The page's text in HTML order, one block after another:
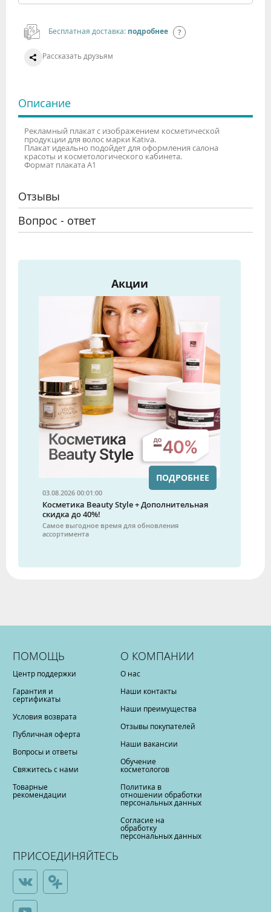
Бесплатная доставка: подробнее
Рассказать друзьям
Описание
Рекламный плакат с изображением косметической
продукции для волос марки Kativa.
Плакат идеально подойдет для оформления салона
красоты и косметологического кабинета.
Формат плаката А1
Отзывы
Вопрос - ответ
Акции
03.08.2026 00:01:00
Косметика Beauty Style + Дополнительная
скидка до 40%!
Самое выгодное время для обновления
ассортимента
ПОДРОБНЕЕ
ПОМОЩЬ
Центр поддержки
Гарантия и
сертификаты
Условия возврата
Публичная оферта
Вопросы и ответы
Свяжитесь с нами
Товарные
рекомендации
О КОМПАНИИ
О нас
Наши контакты
Наши преимущества
Отзывы покупателей
Наши вакансии
Обучение
косметологов
Политика в
отношении обработки
персональных данных
Согласие на
обработку
персональных данных
ПРИСОЕДИНЯЙТЕСЬ